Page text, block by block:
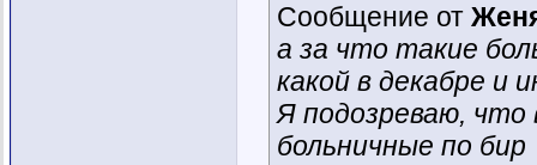
Сообщение от
а за что такие
какой в декабре и
Я подозреваю, что
больничные по бир